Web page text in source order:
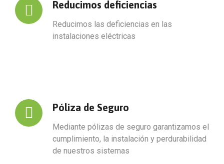
Reducimos deficiencias
Reducimos las deficiencias en las
instalaciones eléctricas
Póliza de Seguro
Mediante pólizas de seguro garantizamos el
cumplimiento, la instalación y perdurabilidad
de nuestros sistemas